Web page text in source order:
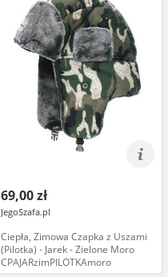
69,00 zł
JegoSzafa.pl
Ciepła, Zimowa Czapka z Uszami
(Pilotka) - Jarek - Zielone Moro
CPAJARzimPILOTKAmoro